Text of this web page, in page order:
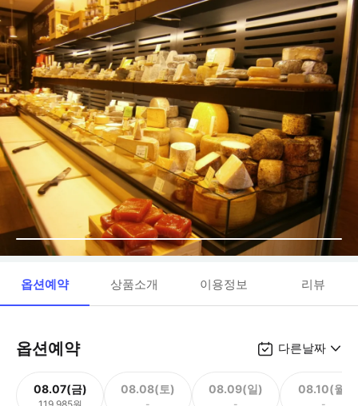
옵션예약 상품소개 이용정보 리뷰
옵션예약 다른날짜
08.07(금)
119,985원
08.08(토)
-
08.09(일)
-
08.10(월)
-